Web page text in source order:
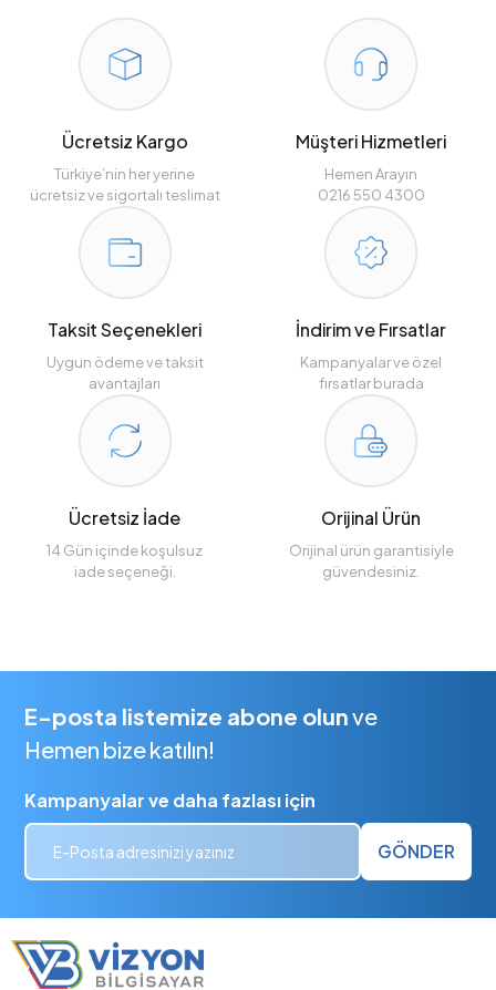
Ücretsiz Kargo
Türkiye’nin her yerine
ücretsiz ve sigortalı teslimat
Müşteri Hizmetleri
Hemen Arayın
0216 550 4300
Taksit Seçenekleri
Uygun ödeme ve taksit
avantajları
İndirim ve Fırsatlar
Kampanyalar ve özel
fırsatlar burada
Ücretsiz İade
14 Gün içinde koşulsuz
iade seçeneği.
Orijinal Ürün
Orijinal ürün garantisiyle
güvendesiniz.
E-posta listemize abone olunve
Hemen bize katılın!
Kampanyalar ve daha fazlası için
GÖNDER